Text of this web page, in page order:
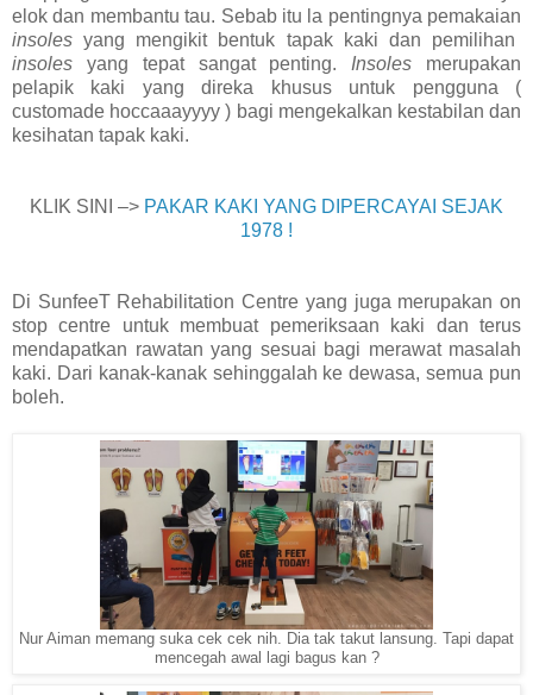
elok dan membantu tau. Sebab itu la pentingnya pemakaian
insolesyang mengikit bentuk tapak kaki dan pemilihan
insoles yang tepat sangat penting. Insoles merupakan
pelapik kaki yang direka khusus untuk pengguna (
customade hoccaaayyyy ) bagi mengekalkan kestabilan dan
kesihatan tapak kaki.
KLIK SINI –> PAKAR KAKI YANG DIPERCAYAI SEJAK
1978 !
Di SunfeeT Rehabilitation Centre yang juga merupakan on
stop centre untuk membuat pemeriksaan kaki dan terus
mendapatkan rawatan yang sesuai bagi merawat masalah
kaki. Dari kanak-kanak sehinggalah ke dewasa, semua pun
boleh.
Nur Aiman memang suka cek cek nih. Dia tak takut lansung. Tapi dapat
mencegah awal lagi bagus kan ?